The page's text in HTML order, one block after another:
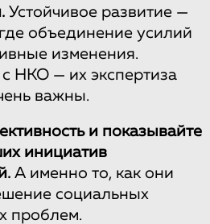
Устойчивое развитие —
объединение усилий
изменения.
НКО — их экспертиза
важны.
и показывайте
инициатив
А именно то, как они
социальных
проблем.